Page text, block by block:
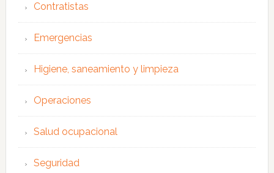
Contratistas
Emergencias
Higiene, saneamiento y limpieza
Operaciones
Salud ocupacional
Seguridad